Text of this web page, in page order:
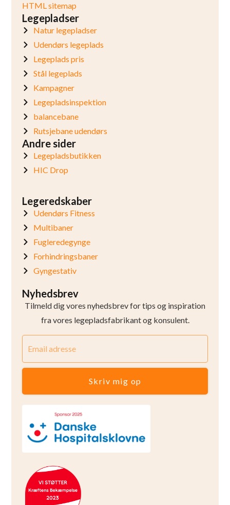
HTML sitemap
Legepladser
Natur legepladser
Udendørs legeplads
Legeplads pris
Stål legeplads
Kampagner
Legepladsinspektion
balancebane
Rutsjebane udendørs
Andre sider
Legepladsbutikken
HIC Drop
Legeredskaber
Udendørs Fitness
Multibaner
Fugleredegynge
Forhindringsbaner
Gyngestativ
Nyhedsbrev
Tilmeld dig vores nyhedsbrev for tips og inspiration
fra vores legepladsfabrikant og konsulent.
Skriv mig op